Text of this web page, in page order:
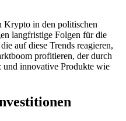
Krypto in den politischen
langfristige Folgen für die
auf diese Trends reagieren,
profitieren, der durch
und innovative Produkte wie